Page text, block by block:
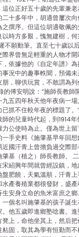
位正好五十歲的先輩兼
十多年中，胡適曾屢次向
撰序。但這位胡適敬佩
時方多艱，愧無建樹，
不願動筆。直至七十歲以
界曾無足輕重的人物才
依據他的《自定年譜》
況中的趣事軼聞，預備
，聊供玩賞，不敢謂為
的傅安明說：“施師長教師
五四年秋天他年夜病一
抓不住較年夜的標題了
的兒童時代起，到1914
公使時為止。僅為世上
手史料《施肇基早年回
國汗青上曾擔負過交際
基（植之）師長教師。
紹興年間就曾經設鎮，
肥饒，天氣溫順，汗青
產養殖業都很發財，盛
安身立命的魚米富庶之鄉
一個名叫施肇基的孩子誕
他五歲即進鄉塾唸書。
上，命他坐其上，然后
固，取其為學有恒勤而